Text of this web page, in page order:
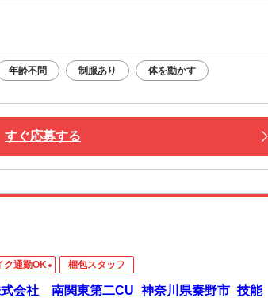
年齢不問 制服あり 体を動かす
すぐ応募する
ク通勤OK 梱包スタッフ
会社 南関東第二CU_神奈川県秦野市_技能